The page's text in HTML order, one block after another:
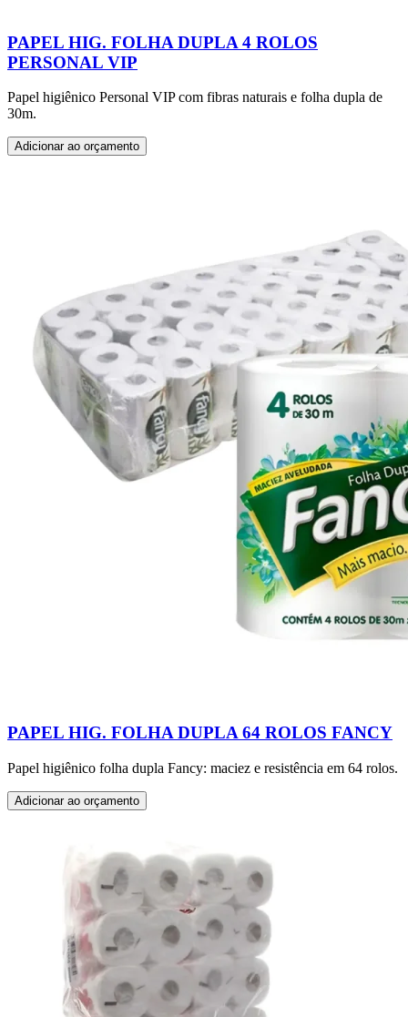
PAPEL HIG. FOLHA DUPLA 4 ROLOS
PERSONAL VIP
Papel higiênico Personal VIP com fibras naturais e folha dupla de
30m.
Adicionar ao orçamento
PAPEL HIG. FOLHA DUPLA 64 ROLOS FANCY
Papel higiênico folha dupla Fancy: maciez e resistência em 64 rolos.
Adicionar ao orçamento